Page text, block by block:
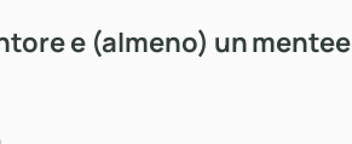
e (almeno) un mentee